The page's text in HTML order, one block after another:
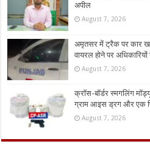
अपील
August 7, 2026
अमृतसर में ट्रैक पर कार
वायरल होने पर
August 7, 2026
क्रॉस-बॉर्डर स्मगलिंग
ग्राम आइस ड्रग और एक
August 7, 2026